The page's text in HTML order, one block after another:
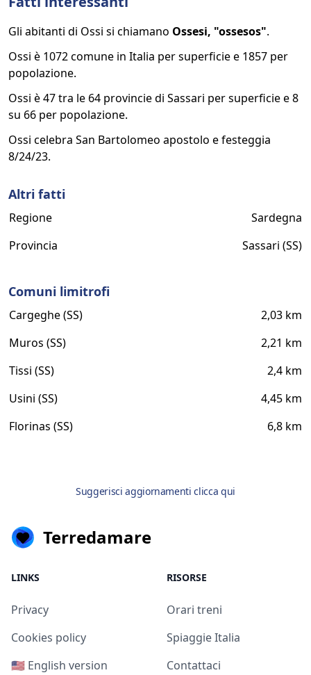
Gli abitanti di Ossi si chiamano Ossesi, "ossesos".
Ossi è 1072 comune in Italia per superficie e 1857 per
popolazione.
Ossi è 47 tra le 64 provincie di Sassari per superficie e 8
su 66 per popolazione.
Ossi celebra San Bartolomeo apostolo e festeggia
8/24/23.
Altri fatti
Regione
Sardegna
Provincia
Sassari (SS)
Comuni limitrofi
Cargeghe (SS)
2,03 km
Muros (SS)
2,21 km
Tissi (SS)
2,4 km
Usini (SS)
4,45 km
Florinas (SS)
6,8 km
Suggerisci aggiornamenti clicca qui
Terredamare
LINKS
Privacy
Cookies policy
🇺🇸 English version
RISORSE
Orari treni
Spiaggie Italia
Contattaci